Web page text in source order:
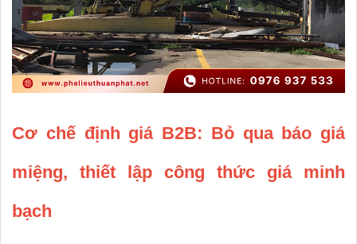
Cơ chế định giá B2B: Bỏ qua báo giá
miệng, thiết lập công thức giá minh
bạch